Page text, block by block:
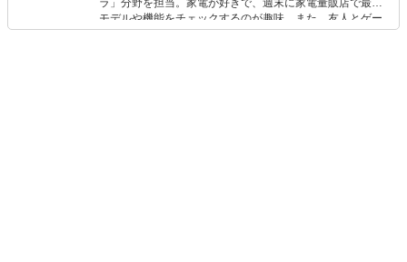
ラ」分野を担当。家電が好きで、週末に家電量販店で最新
モデルや機能をチェックするのが趣味。また、友人とゲー
ムを楽しみながら、新作タイトルやイベント情報もいち早